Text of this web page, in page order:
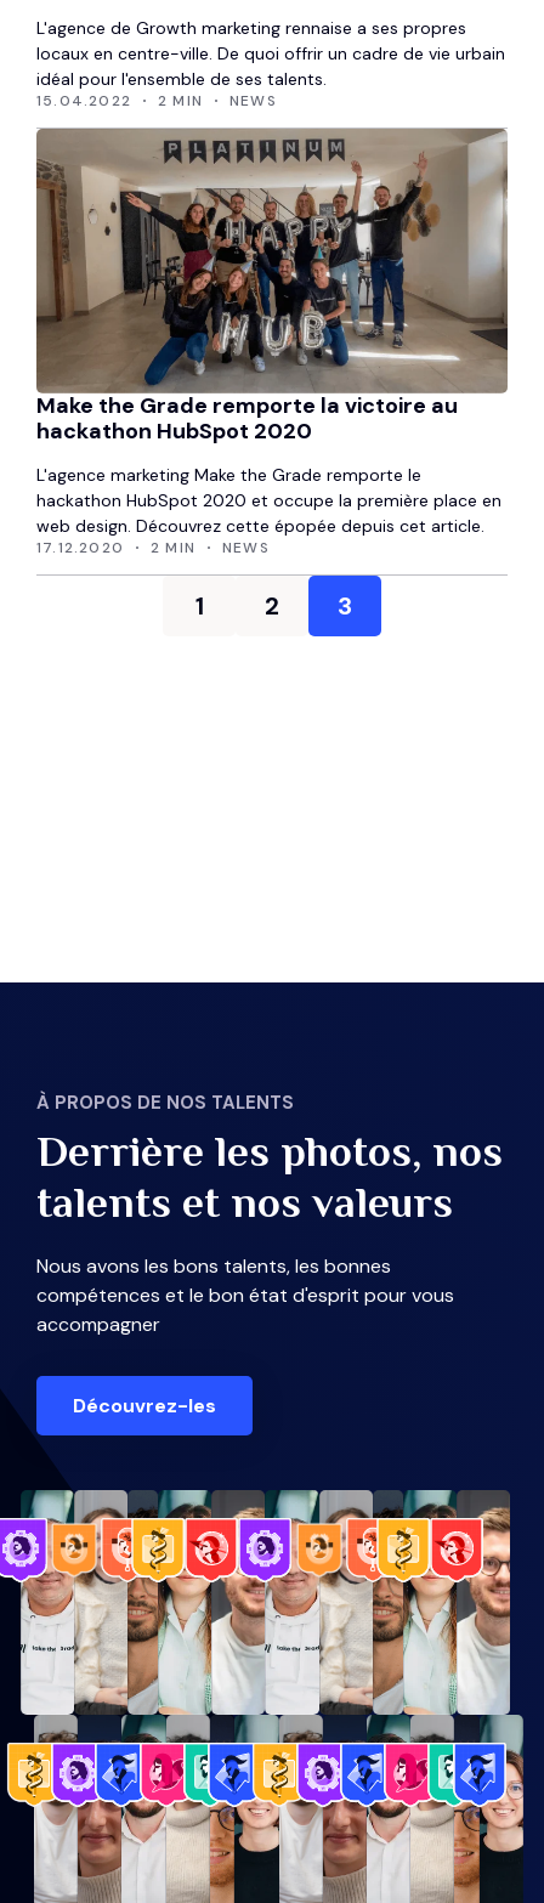
L'agence de Growth marketing rennaise a ses propres
locaux en centre-ville. De quoi offrir un cadre de vie urbain
idéal pour l'ensemble de ses talents.
15.04.2022 2 MIN NEWS
Make the Grade remporte la victoire au
hackathon HubSpot 2020
L'agence marketing Make the Grade remporte le
hackathon HubSpot 2020 et occupe la première place en
web design. Découvrez cette épopée depuis cet article.
17.12.2020 2 MIN NEWS
1 2 3
À PROPOS DE NOS TALENTS
Derrière les photos, nos
talents et nos valeurs
Nous avons les bons talents, les bonnes
compétences et le bon état d'esprit pour vous
accompagner
Découvrez-les